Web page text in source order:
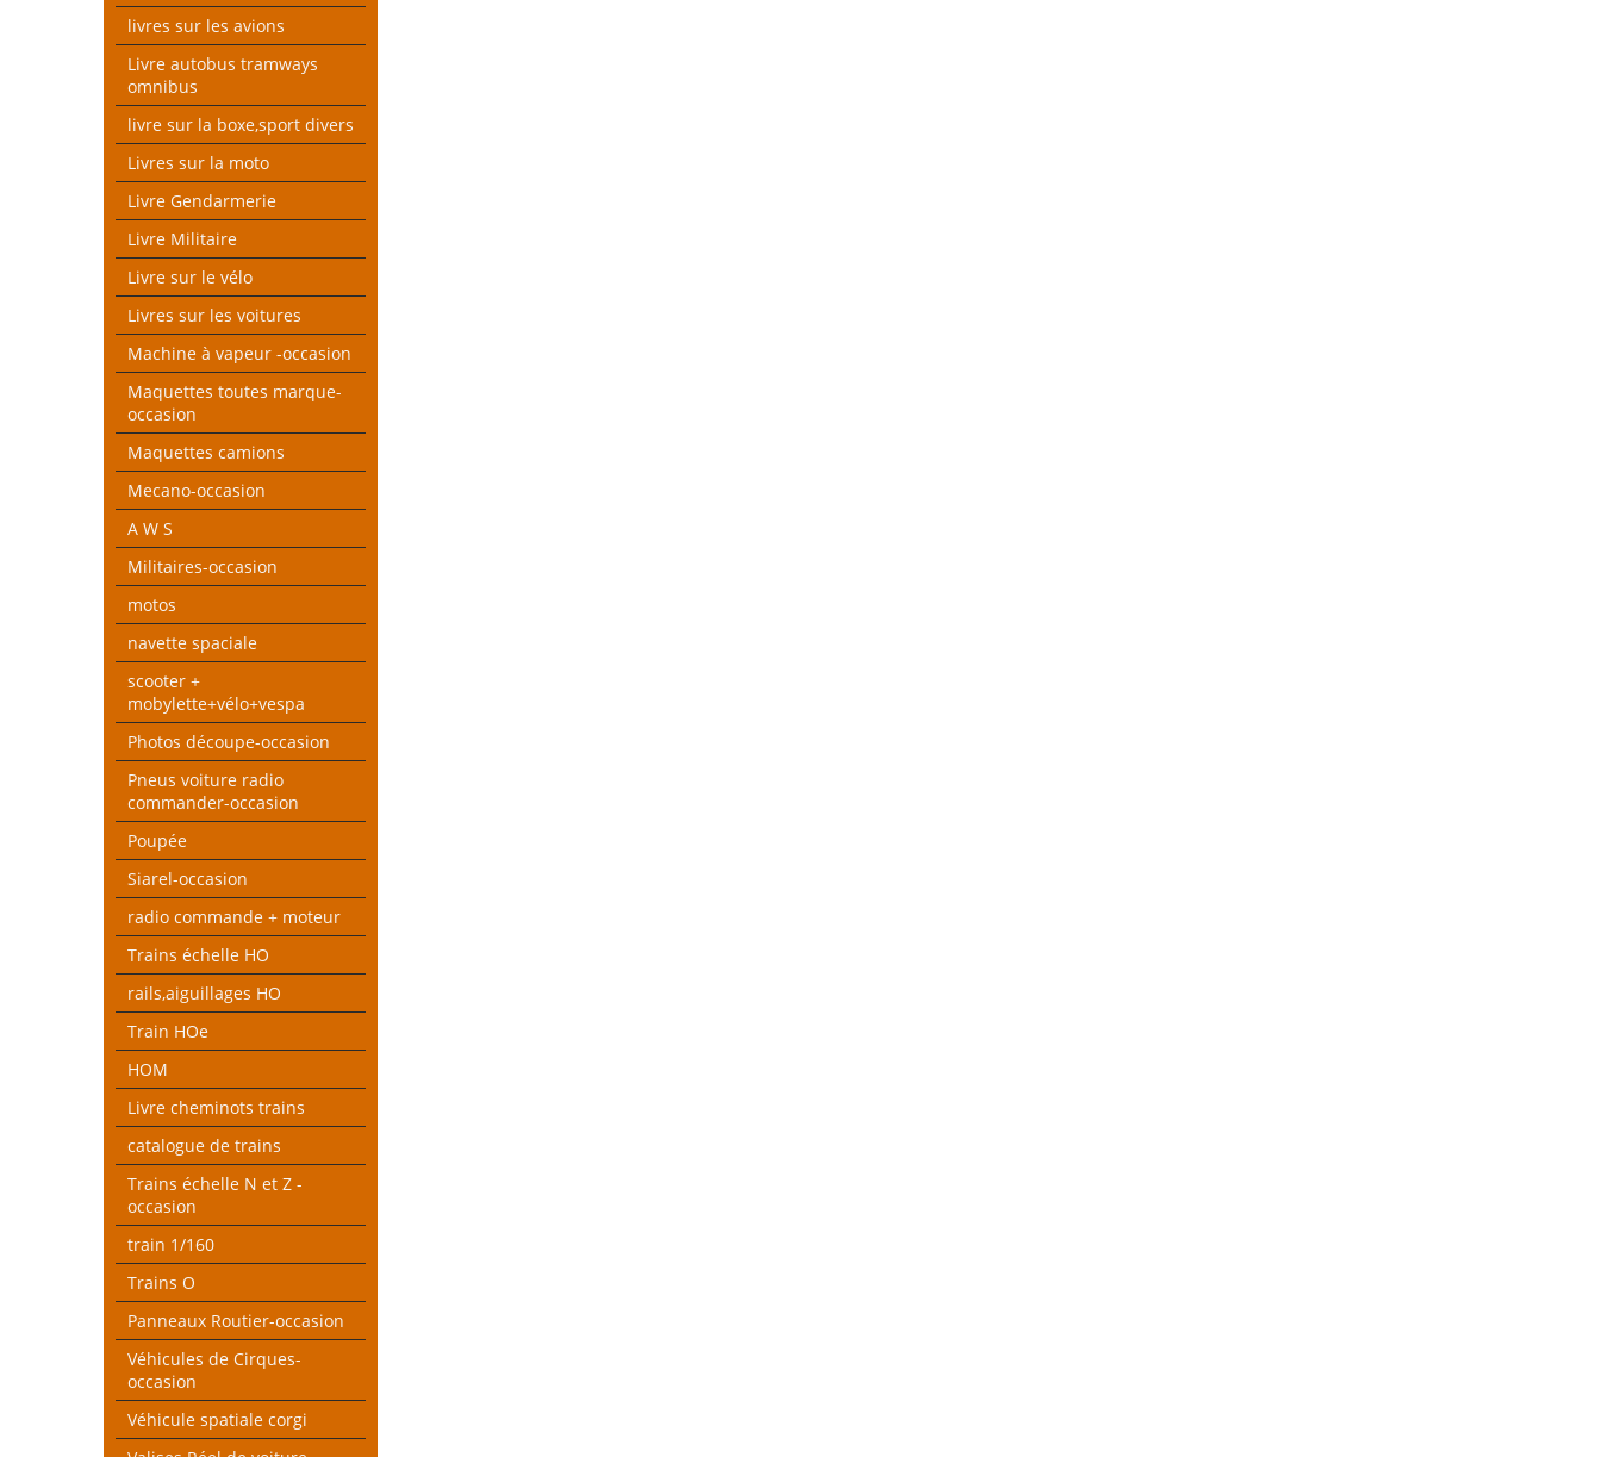
livres sur les avions
Livre autobus tramways
omnibus
livre sur la boxe,sport divers
Livres sur la moto
Livre Gendarmerie
Livre Militaire
Livre sur le vélo
Livres sur les voitures
Machine à vapeur -occasion
Maquettes toutes marque-
occasion
Maquettes camions
Mecano-occasion
A W S
Militaires-occasion
motos
navette spaciale
scooter +
mobylette+vélo+vespa
Photos découpe-occasion
Pneus voiture radio
commander-occasion
Poupée
Siarel-occasion
radio commande + moteur
Trains échelle HO
rails,aiguillages HO
Train HOe
HOM
Livre cheminots trains
catalogue de trains
Trains échelle N et Z -
occasion
train 1/160
Trains O
Panneaux Routier-occasion
Véhicules de Cirques-
occasion
Véhicule spatiale corgi